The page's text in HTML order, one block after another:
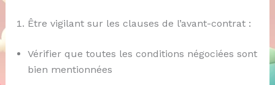
Être vigilant sur les clauses de l’avant-contrat :
Vérifier que toutes les conditions négociées sont
bien mentionnées